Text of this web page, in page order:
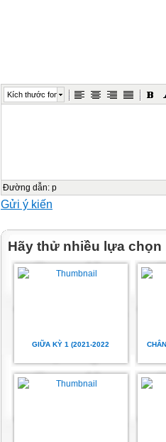
Kích thước font
Đường dẫn: p
Gửi ý kiến
Hãy thử nhiều lựa chọn
GIỮA KỲ 1 (2021-2022